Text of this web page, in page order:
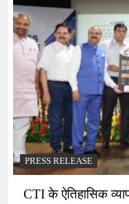
PRESS RELEASE
CTI के ऐतिहासिक